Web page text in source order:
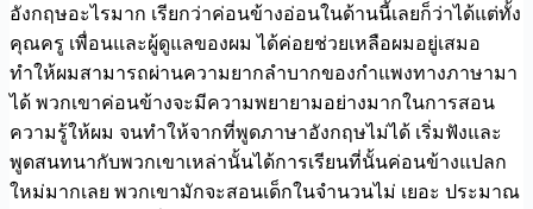
อังกฤษอะไรมาก เรียกว่าค่อนข้างอ่อนในด้านนี้เลยก็ว่าได้แต่ทั้ง
คุณครู เพื่อนและผู้ดูแลของผม ได้ค่อยช่วยเหลือผมอยู่เสมอ
ทำให้ผมสามารถผ่านความยากลำบากของกำแพงทางภาษามา
ได้ พวกเขาค่อนข้างจะมีความพยายามอย่างมากในการสอน
ความรู้ให้ผม จนทำให้จากที่พูดภาษาอังกฤษไม่ได้ เริ่มฟังและ
พูดสนทนากับพวกเขาเหล่านั้นได้การเรียนที่นั้นค่อนข้างแปลก
ใหม่มากเลย พวกเขามักจะสอนเด็กในจำนวนไม่ เยอะ ประมาณ